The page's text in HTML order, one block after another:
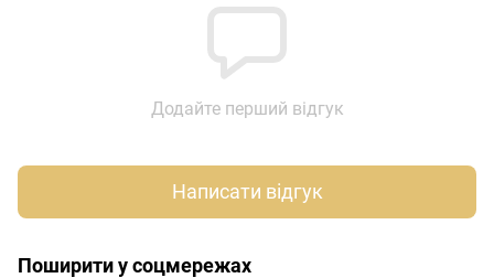
Додайте перший відгук
Написати відгук
Поширити у соцмережах